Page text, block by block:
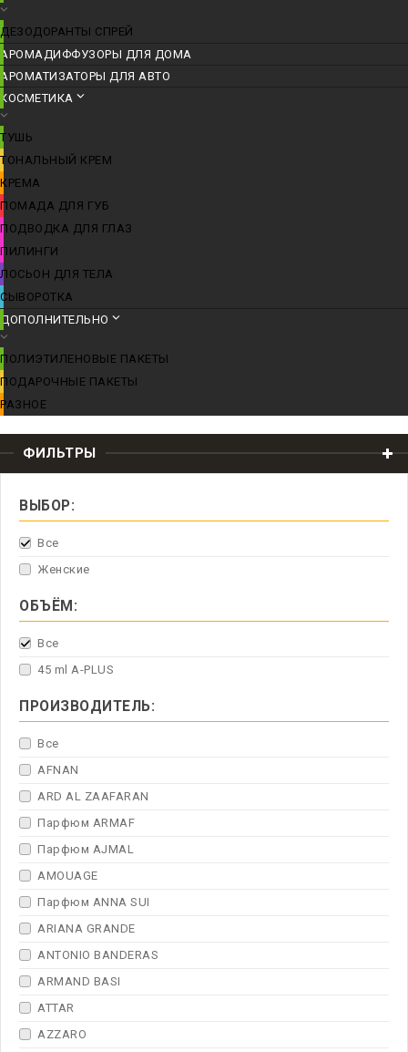
ДЕЗОДОРАНТЫ СПРЕЙ
АРОМАДИФФУЗОРЫ ДЛЯ ДОМА
АРОМАТИЗАТОРЫ ДЛЯ АВТО
КОСМЕТИКА
ТУШЬ
ТОНАЛЬНЫЙ КРЕМ
КРЕМА
ПОМАДА ДЛЯ ГУБ
ПОДВОДКА ДЛЯ ГЛАЗ
ПИЛИНГИ
ЛОСЬОН ДЛЯ ТЕЛА
СЫВОРОТКА
ДОПОЛНИТЕЛЬНО
ПОЛИЭТИЛЕНОВЫЕ ПАКЕТЫ
ПОДАРОЧНЫЕ ПАКЕТЫ
РАЗНОЕ
ФИЛЬТРЫ
ВЫБОР:
Все
Женские
ОБЪЁМ:
Все
45 ml A-PLUS
ПРОИЗВОДИТЕЛЬ:
Все
AFNAN
ARD AL ZAAFARAN
Парфюм ARMAF
Парфюм AJMAL
AMOUAGE
Парфюм ANNA SUI
ARIANA GRANDE
ANTONIO BANDERAS
ARMAND BASI
ATTAR
AZZARO